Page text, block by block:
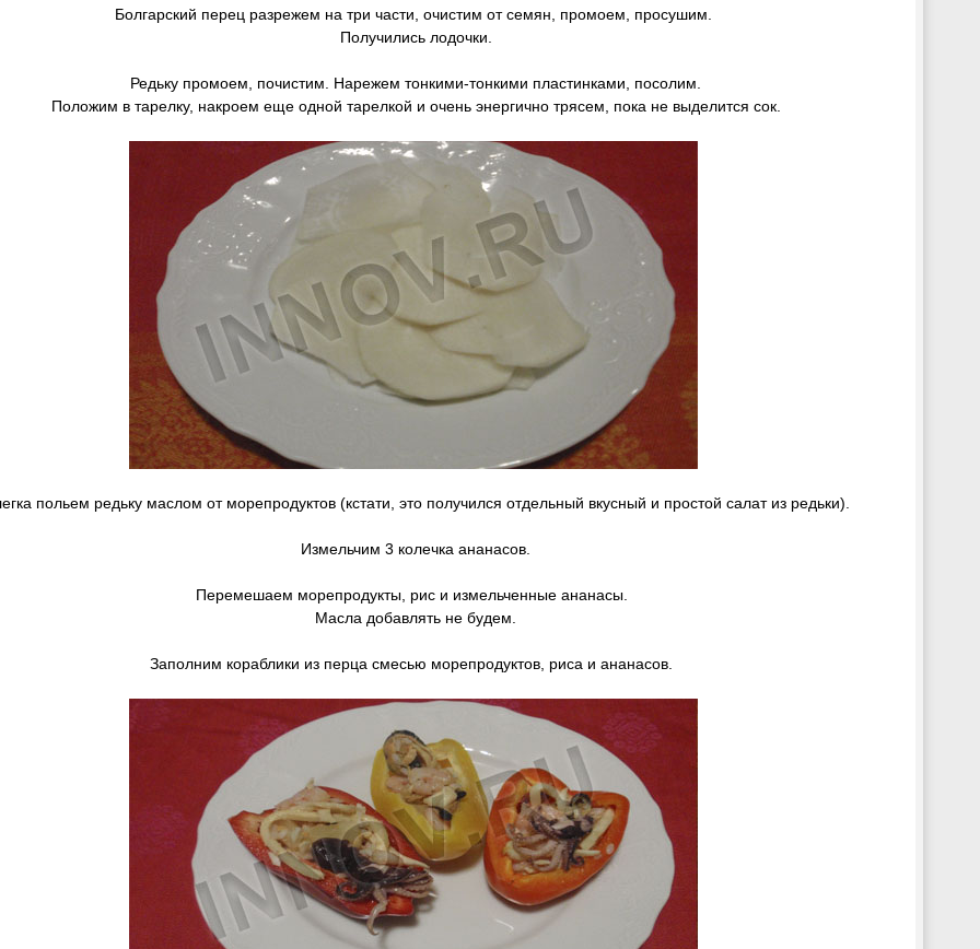
Болгарский перец разрежем на три части, очистим от семян, промоем, просушим.
Получились лодочки.
Редьку промоем, почистим. Нарежем тонкими-тонкими пластинками, посолим.
Положим в тарелку, накроем еще одной тарелкой и очень энергично трясем, пока не выделится сок.
польем редьку маслом от морепродуктов (кстати, это получился отдельный вкусный и простой салат из редьки).
Измельчим 3 колечка ананасов.
Перемешаем морепродукты, рис и измельченные ананасы.
Масла добавлять не будем.
Заполним кораблики из перца смесью морепродуктов, риса и ананасов.